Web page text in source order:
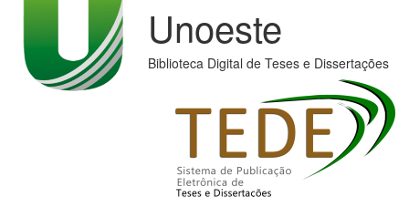
Unoeste
Biblioteca Digital de Teses e Dissertações